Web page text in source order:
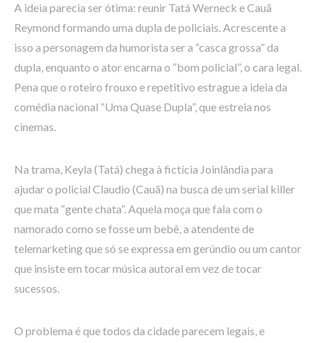
A ideia parecia ser ótima: reunir Tatá Werneck e Cauã
Reymond formando uma dupla de policiais. Acrescente a
isso a personagem da humorista ser a “casca grossa” da
dupla, enquanto o ator encarna o “bom policial”, o cara legal.
Pena que o roteiro frouxo e repetitivo estrague a ideia da
comédia nacional “Uma Quase Dupla”, que estreia nos
cinemas.
Na trama, Keyla (Tatá) chega à fictícia Joinlândia para
ajudar o policial Claudio (Cauã) na busca de um serial killer
que mata “gente chata”. Aquela moça que fala com o
namorado como se fosse um bebê, a atendente de
telemarketing que só se expressa em gerúndio ou um cantor
que insiste em tocar música autoral em vez de tocar
sucessos.
O problema é que todos da cidade parecem legais, e